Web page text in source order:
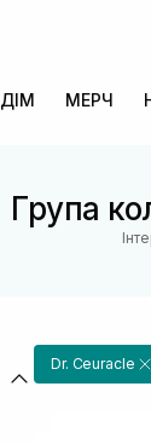
ДІМ МЕРЧ
Група
Dr. Ceuracle